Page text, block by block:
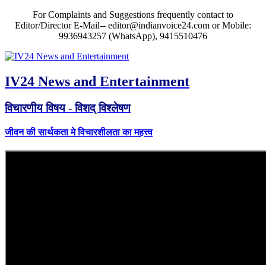
For Complaints and Suggestions frequently contact to
Editor/Director E-Mail-- editor@indianvoice24.com or Mobile:
9936943257 (WhatsApp), 9415510476
IV24 News and Entertainment
विचारणीय विषय - विशद् विश्लेषण
जीवन की सार्थकता मे विचारशीलता का महत्त्व